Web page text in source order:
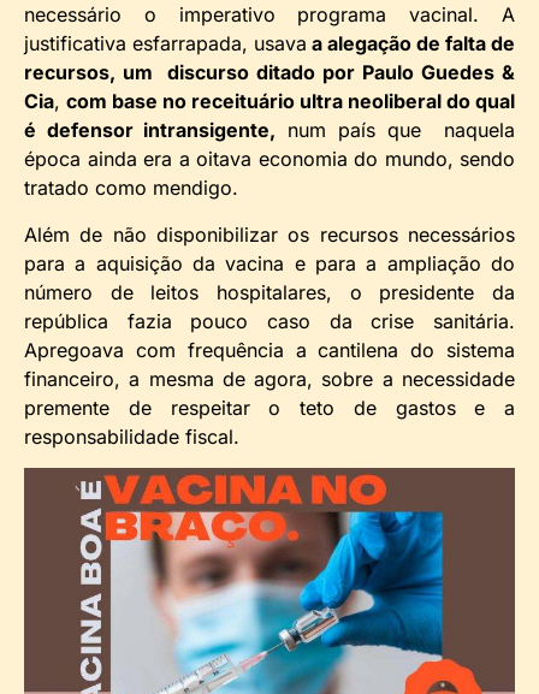
necessário o imperativo programa vacinal. A
justificativa esfarrapada, usava a alegação de falta de
recursos, um discurso ditado por Paulo Guedes &
Cia, com base no receituário ultra neoliberal do qual
é defensor intransigente, num país que naquela
época ainda era a oitava economia do mundo, sendo
tratado como mendigo.
Além de não disponibilizar os recursos necessários
para a aquisição da vacina e para a ampliação do
número de leitos hospitalares, o presidente da
república fazia pouco caso da crise sanitária.
Apregoava com frequência a cantilena do sistema
financeiro, a mesma de agora, sobre a necessidade
premente de respeitar o teto de gastos e a
responsabilidade fiscal.